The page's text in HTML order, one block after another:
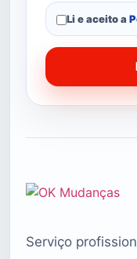
Li e aceito a
Serviço